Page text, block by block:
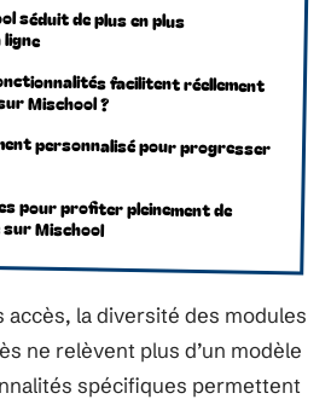
séduit de plus en plus
facilitent réellement
Mischool ?
personnalisé pour progresser
pour profiter pleinement de
Mischool
accès, la diversité des modules
ne relèvent plus d’un modèle
spécifiques permettent